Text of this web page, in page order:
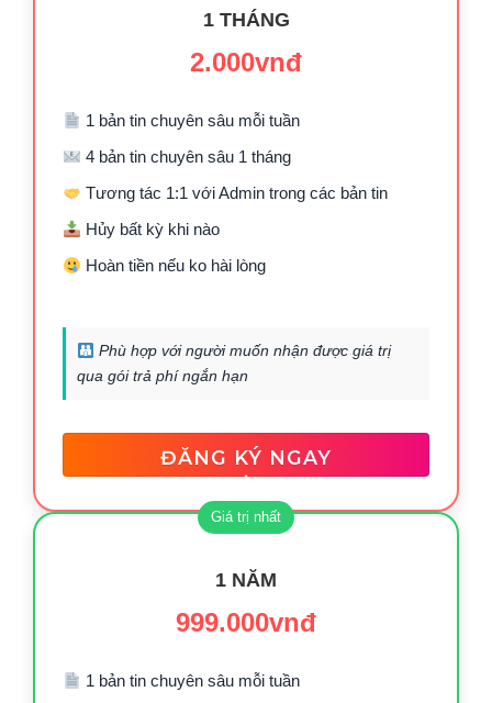
1 THÁNG
2.000vnđ
1 bản tin chuyên sâu mỗi tuần
4 bản tin chuyên sâu 1 tháng
Tương tác 1:1 với Admin trong các bản tin
Hủy bất kỳ khi nào
Hoàn tiền nếu ko hài lòng
Phù hợp với người muốn nhận được giá trị
qua gói trả phí ngắn hạn
ĐĂNG KÝ NGAY
1 NĂM
999.000vnđ
1 bản tin chuyên sâu mỗi tuần